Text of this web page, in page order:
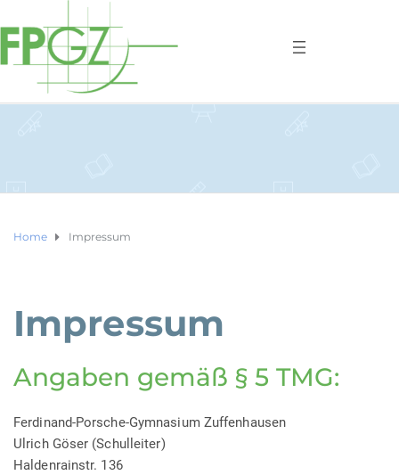
Home Impressum
Impressum
Angaben gemäß § 5 TMG:
Ferdinand-Porsche-Gymnasium Zuffenhausen
Ulrich Göser (Schulleiter)
Haldenrainstr. 136